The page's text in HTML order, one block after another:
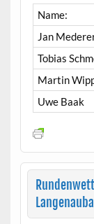
Name:
Jan
Tobias
Martin
Uwe Baak